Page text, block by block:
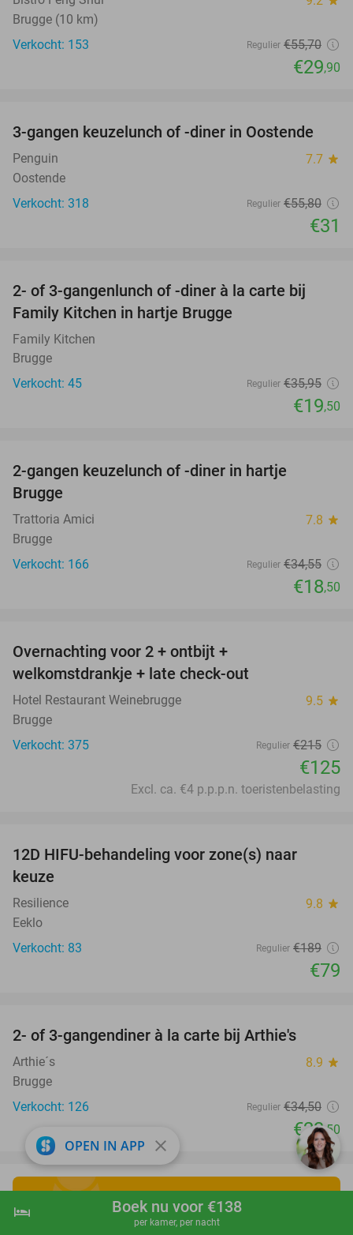
shopping_cart Boek nu
hotel Boek nu voor €138
per kamer, per nacht
Brugge (10 km)
Verkocht: 153
Regulier €55,70
€29,90
44%
3-gangen keuzelunch of -diner in Oostende
Penguin 7.7 star
Oostende
Verkocht: 318
Regulier €55,80
€31
46%
2- of 3-gangenlunch of -diner à la carte bij
Family Kitchen in hartje Brugge
Family Kitchen
Brugge
Verkocht: 45
Regulier €35,95
€19,50
2-gangen keuzelunch of -diner in hartje
Brugge
Trattoria Amici 7.8 star
Brugge
Verkocht: 166
Regulier €34,55
€18,50
Overnachting voor 2 + ontbijt +
welkomstdrankje + late check-out
Hotel Restaurant Weinebrugge 9.5 star
Brugge
Verkocht: 375
Regulier €215
€125
Excl. ca. €4 p.p.p.n. toeristenbelasting
12D HIFU-behandeling voor zone(s) naar
keuze
Resilience 9.8 star
Eeklo
Verkocht: 83
Regulier €189
€79
2- of 3-gangendiner à la carte bij Arthie's
Arthie´s 8.9 star
Brugge
Verkocht: 126
Regulier €34,50
€23,50
Ontdek de leukste
OPEN IN APP close